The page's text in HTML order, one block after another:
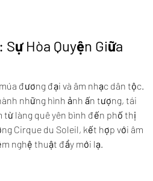
Sự Hòa Quyện Giữa
đương đại và âm nhạc dân tộc.
những hình ảnh ấn tượng, tái
làng quê yên bình đến phố thị
Cirque du Soleil, kết hợp với âm
nghệ thuật đầy mới lạ.